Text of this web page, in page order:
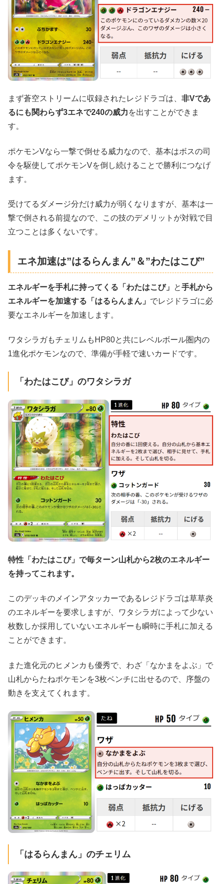
まず蒼空ストリームに収録されたレジドラゴは、 非Vであ
るにも関わらず3エネで240の威力を出すことができま
す。
ポケモンVなら一撃で倒せる威力なので、基本はボスの司
令を駆使してポケモンVを倒し続けることで勝利につなげ
ます。
受けてるダメージ分だけ威力が弱くなりますが、基本は一
撃で倒される前提なので、この技のデメリットが対戦で目
立つことは多くないです。
エネ加速は”はるらんまん”＆”わたはこび”
エネルギーを手札に持ってくる「わたはこび」 と手札から
エネルギーを加速する「はるらんまん」 でレジドラゴに必
要なエネルギーを加速します。
ワタシラガもチェリムもHP80と共にレベルボール圏内の
1進化ポケモンなので、準備が手軽で速いカードです。
「わたはこび」のワタシラガ
特性「わたはこび」で毎ターン山札から2枚のエネルギー
を持ってこれます。
このデッキのメインアタッカーであるレジドラゴは草草炎
のエネルギーを要求しますが、ワタシラガによって少ない
枚数しか採用していないエネルギーも瞬時に手札に加える
ことができます。
また進化元のヒメンカも優秀で、わざ「なかまをよぶ」で
山札からたねポケモンを3枚ベンチに出せるので、序盤の
動きを支えてくれます。
「はるらんまん」のチェリム